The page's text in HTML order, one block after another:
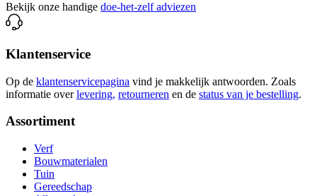
Bekijk onze handige doe-het-zelf adviezen
Klantenservice
Op de klantenservicepagina vind je makkelijk antwoorden. Zoals
informatie over levering, retourneren en de status van je bestelling.
Assortiment
Verf
Bouwmaterialen
Tuin
Gereedschap